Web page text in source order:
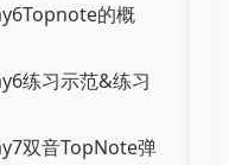
的概
练习示范&练习
双音TopNote弹